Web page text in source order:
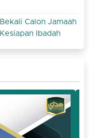
Calon Jamaah
Ibadah